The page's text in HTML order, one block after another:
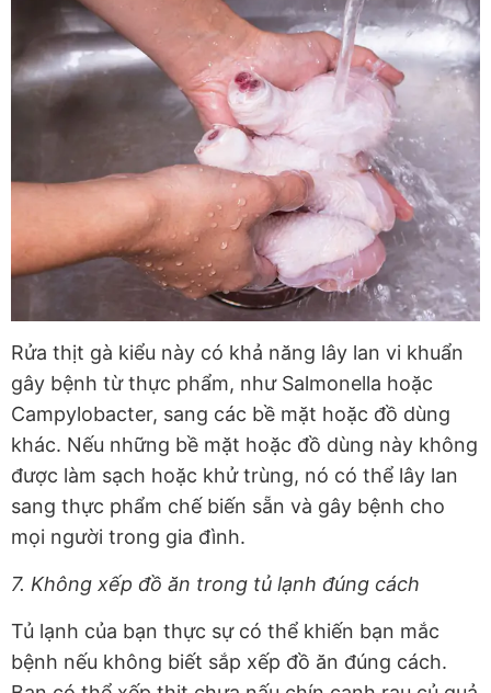
Rửa thịt gà kiểu này có khả năng lây lan vi khuẩn
gây bệnh từ thực phẩm, như Salmonella hoặc
Campylobacter, sang các bề mặt hoặc đồ dùng
khác. Nếu những bề mặt hoặc đồ dùng này không
được làm sạch hoặc khử trùng, nó có thể lây lan
sang thực phẩm chế biến sẵn và gây bệnh cho
mọi người trong gia đình.
7. Không xếp đồ ăn trong tủ lạnh đúng cách
Tủ lạnh của bạn thực sự có thể khiến bạn mắc
bệnh nếu không biết sắp xếp đồ ăn đúng cách.